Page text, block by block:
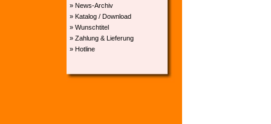
» News-Archiv
» Katalog / Download
» Wunschtitel
» Zahlung & Lieferung
» Hotline